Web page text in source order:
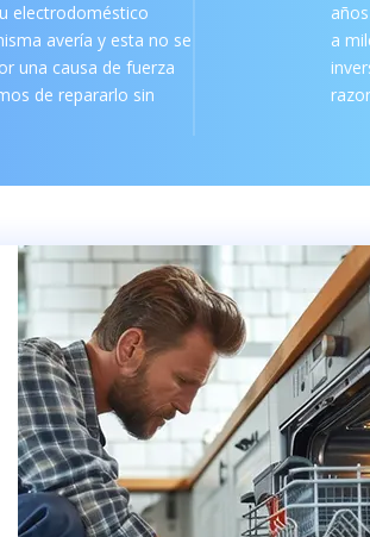
electrodoméstico
avería y esta no se
una causa de fuerza
de repararlo sin
a